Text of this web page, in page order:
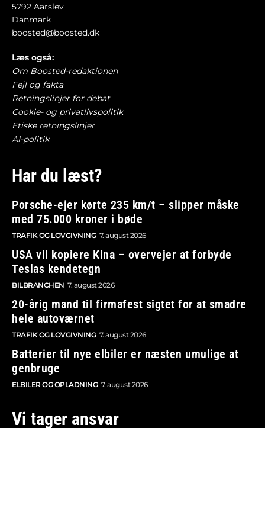
5792 Aarslev
Danmark
boosted@boosted.dk
Læs også:
Om Boosted-redaktionen
Fejl og fakta
Retningslinjer for debat
Cookie- og privatlivspolitik
Etiske retningslinjer
AI-politik
Har du læst?
Porsche-ejer kørte 235 km/t – slipper måske
med 75.000 kroner i bøde
TRAFIK OG LOVGIVNING 7. august 2026
USA vil kopiere Kina – overvejer at forbyde
Teslas kendetegn
BILBRANCHEN 7. august 2026
20-årig mand til firmafest sigtet for at smadre
hele autoværnet
TRAFIK OG LOVGIVNING 7. august 2026
Batterier til nye elbiler er næsten umulige at
genbruge
ELBILER OG OPLADNING 7. august 2026
Vi tager ansvar